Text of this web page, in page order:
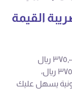
القيمة
التسجيل إلزامي إذا تجاوزت مبيعاتك السنوية ٣٧٥,٠٠٠ ريال
سعودي. أما إذا كانت مبيعاتك بين ١٨٧,٥٠٠ و ٣٧٥,٠٠٠ ريال،
يسهل عليك